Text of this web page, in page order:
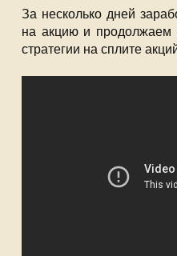
За несколько дней
на акцию и продолжаем
стратегии на сплите